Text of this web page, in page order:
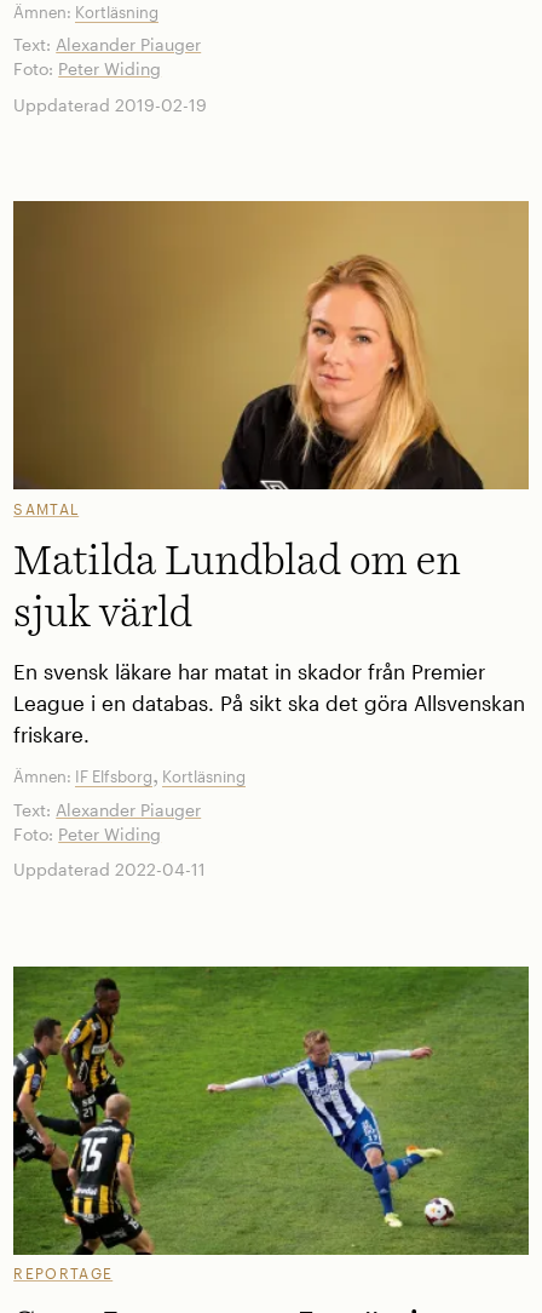
Ämnen: Kortläsning
Text: Alexander Piauger
Foto: Peter Widing
Uppdaterad 2019-02-19
SAMTAL
Matilda Lundblad om en
sjuk värld
En svensk läkare har matat in skador från Premier
League i en databas. På sikt ska det göra Allsvenskan
friskare.
Ämnen: IF Elfsborg, Kortläsning
Text: Alexander Piauger
Foto: Peter Widing
Uppdaterad 2022-04-11
REPORTAGE